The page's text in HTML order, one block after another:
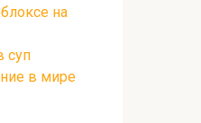
на
суп
в мире